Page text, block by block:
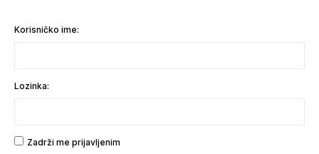
Korisničko ime:
Lozinka:
Zadrži me prijavljenim